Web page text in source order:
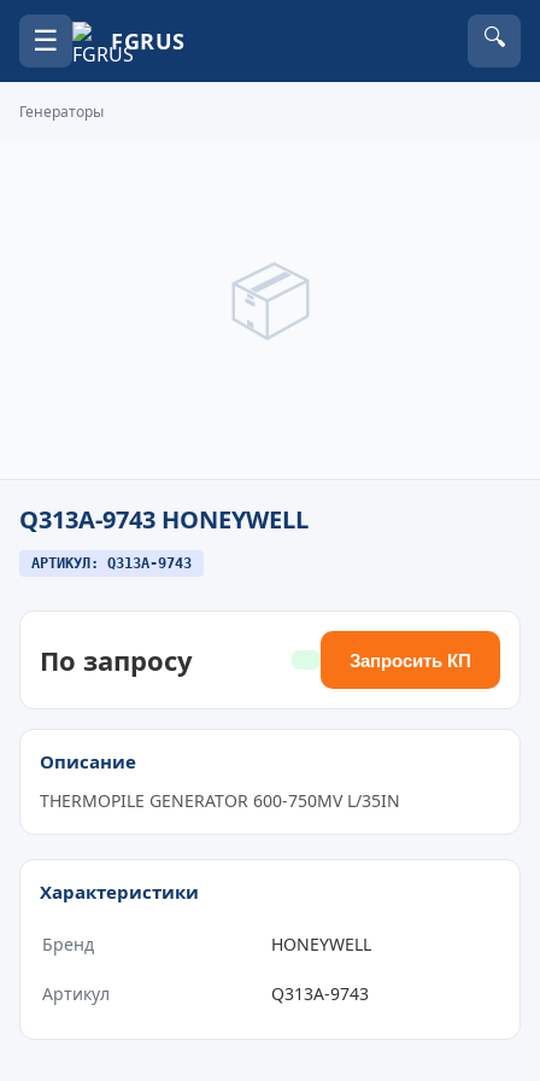
☰ FGRUS 🔍
Генераторы
📦
Q313A-9743 HONEYWELL
АРТИКУЛ: Q313A-9743
По запросу Запросить КП
Описание
THERMOPILE GENERATOR 600-750MV L/35IN
Характеристики
Бренд HONEYWELL
Артикул Q313A-9743